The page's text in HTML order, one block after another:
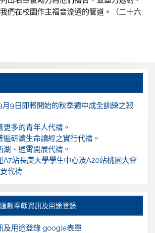
們在校園作主福音流通的管道。（二十六
9日即將開始的秋季週中成全訓練之報
更多的青年人代禱。
遍研讀生命讀經之實行代禱。
湖、通霄開展代禱。
A7站長庚大學學生中心及A20站桃園大會
代禱
款奉獻資訊及用途登錄
及用途登錄 google表單